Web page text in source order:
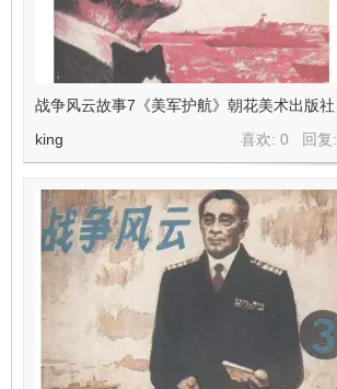
战争风云故事7《美军护航》朝花美术出版社
喜欢: 0 回复:
king